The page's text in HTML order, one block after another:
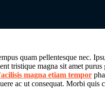
quam pellentesque nec.
tristique magna sit amet
magna etiam tempor
ac ut consequat. Morbi quis